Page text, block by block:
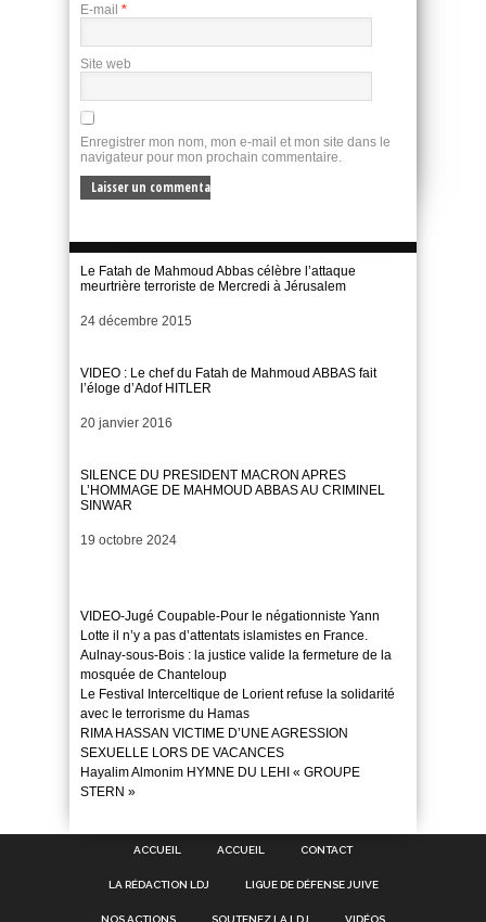
E-mail *
Site web
Enregistrer mon nom, mon e-mail et mon site dans le
navigateur pour mon prochain commentaire.
Le Fatah de Mahmoud Abbas célèbre l’attaque
meurtrière terroriste de Mercredi à Jérusalem
Date
24 décembre 2015
VIDEO : Le chef du Fatah de Mahmoud ABBAS fait
l’éloge d’Adof HITLER
Date
20 janvier 2016
SILENCE DU PRESIDENT MACRON APRES
L’HOMMAGE DE MAHMOUD ABBAS AU CRIMINEL
SINWAR
Date
19 octobre 2024
VIDEO-Jugé Coupable-Pour le négationniste Yann
Lotte il n’y a pas d’attentats islamistes en France.
Aulnay-sous-Bois : la justice valide la fermeture de la
mosquée de Chanteloup
Le Festival Interceltique de Lorient refuse la solidarité
avec le terrorisme du Hamas
RIMA HASSAN VICTIME D’UNE AGRESSION
SEXUELLE LORS DE VACANCES
Hayalim Almonim HYMNE DU LEHI « GROUPE
STERN »
ACCUEIL ACCUEIL CONTACT
LA RÉDACTION LDJ LIGUE DE DÉFENSE JUIVE
NOS ACTIONS SOUTENEZ LA LDJ VIDÉOS